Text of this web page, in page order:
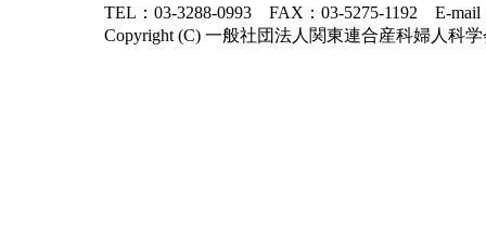
TEL：03-3288-0993 FAX：03-5275-1192 E-mail
Copyright (C) 一般社団法人関東連合産科婦人科